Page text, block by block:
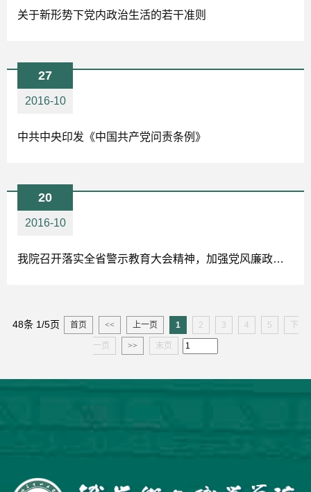
关于新形势下党内政治生活的若干准则
27
2016-10
中共中央印发《中国共产党问责条例》
20
2016-10
我院召开落实全省警示教育大会精神，加强党风廉政教育会议
48条 1/5页 首页 << 上一页 1 2 3 4 5 下
一页 >> 末页